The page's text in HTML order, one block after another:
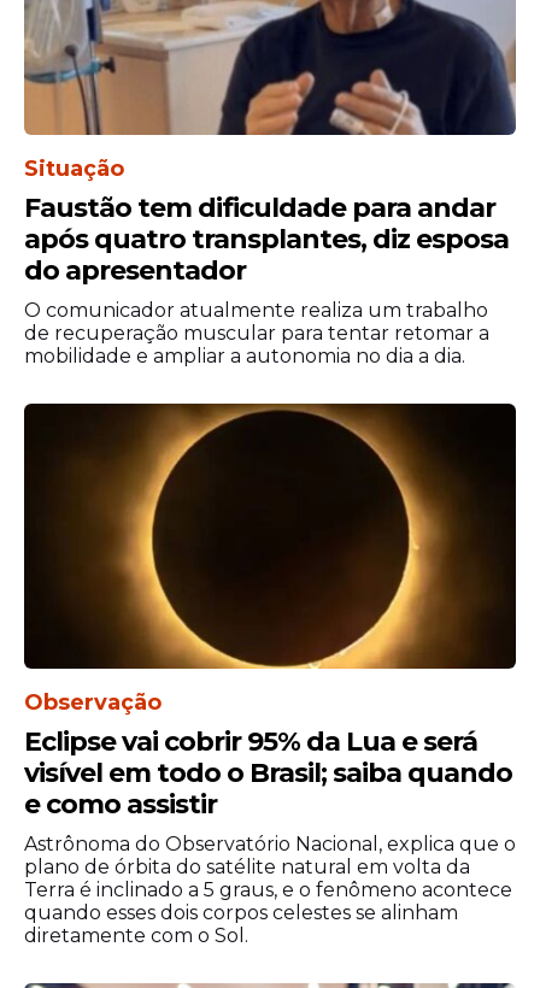
Tanto a Brigada Militar quanto a Polícia
Civil afirmaram ter reforçado a segurança
nos abrigos da capital e da Grande Porto
Alegre. Rondas policiais são realizadas 24
horas por dia, com compartilhamento de
informações com os desabrigados e
foram divulgados.
Situação
Faustão tem dificuldade para andar
após quatro transplantes, diz esposa
do apresentador
O comunicador atualmente realiza um trabalho
de recuperação muscular para tentar retomar a
mobilidade e ampliar a autonomia no dia a dia.
Observação
Eclipse vai cobrir 95% da Lua e será
visível em todo o Brasil; saiba quando
e como assistir
Astrônoma do Observatório Nacional, explica que o
plano de órbita do satélite natural em volta da
Terra é inclinado a 5 graus, e o fenômeno acontece
quando esses dois corpos celestes se alinham
diretamente com o Sol.